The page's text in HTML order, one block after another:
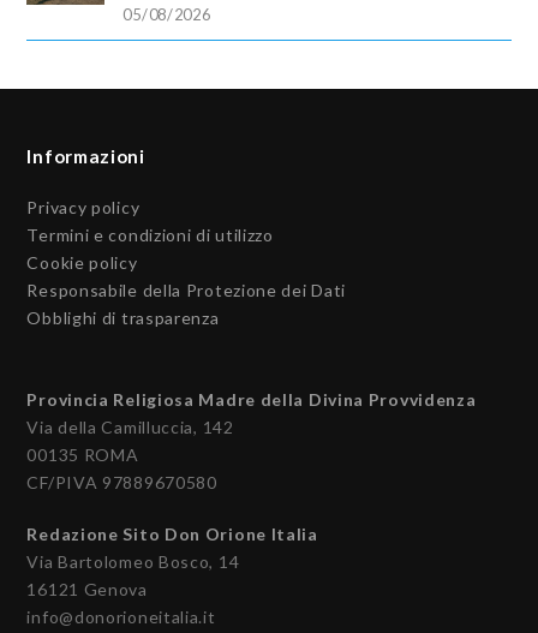
05/08/2026
Informazioni
Privacy policy
Termini e condizioni di utilizzo
Cookie policy
Responsabile della Protezione dei Dati
Obblighi di trasparenza
Provincia Religiosa Madre della Divina Provvidenza
Via della Camilluccia, 142
00135 ROMA
CF/PIVA 97889670580
Redazione Sito Don Orione Italia
Via Bartolomeo Bosco, 14
16121 Genova
info@donorioneitalia.it